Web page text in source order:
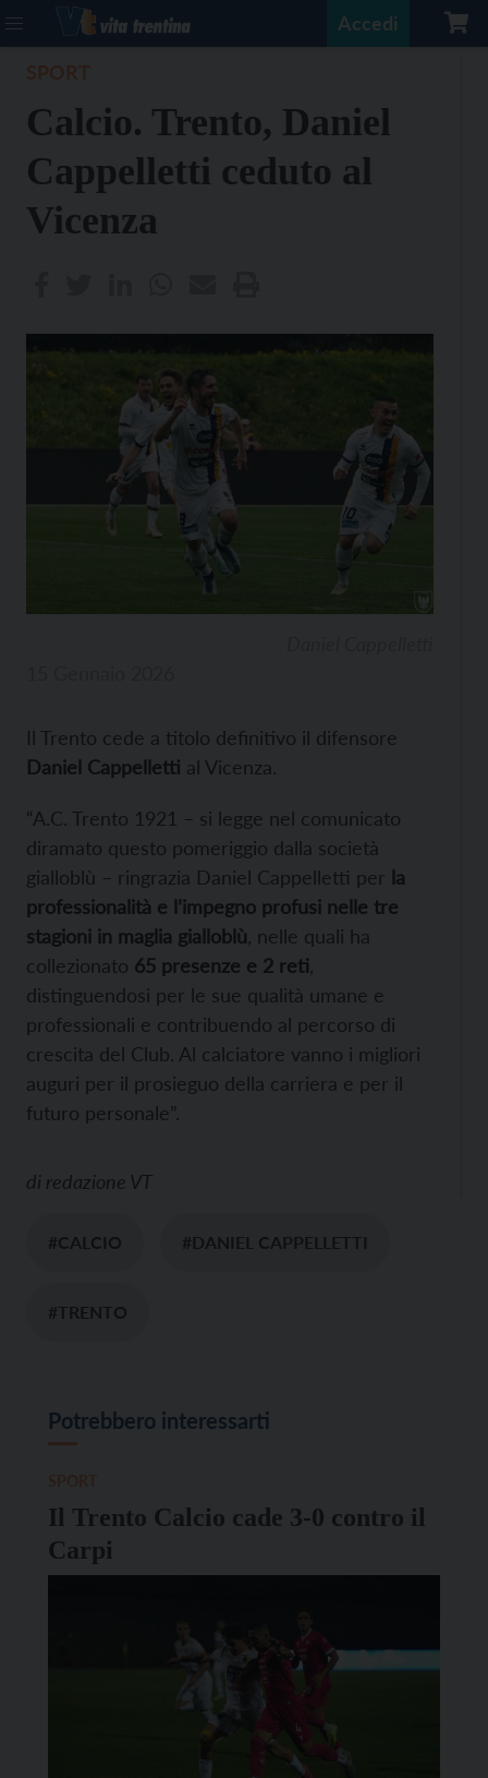
Accedi
Calcio. Trento, Daniel
Cappelletti ceduto al
Vicenza
Il Trento cede a titolo definitivo il difensore
Daniel Cappelletti al Vicenza.
“A.C. Trento 1921 – si legge nel comunicato
diramato questo pomeriggio dalla società
gialloblù – ringrazia Daniel Cappelletti per la
professionalità e l’impegno profusi nelle tre
stagioni in maglia gialloblù, nelle quali ha
collezionato 65 presenze e 2 reti,
distinguendosi per le sue qualità umane e
professionali e contribuendo al percorso di
crescita del Club. Al calciatore vanno i migliori
auguri per il prosieguo della carriera e per il
futuro personale”.
di redazione VT
#CALCIO #DANIEL CAPPELLETTI
#TRENTO
Potrebbero interessarti
Il Trento Calcio cade 3-0 contro il
Carpi